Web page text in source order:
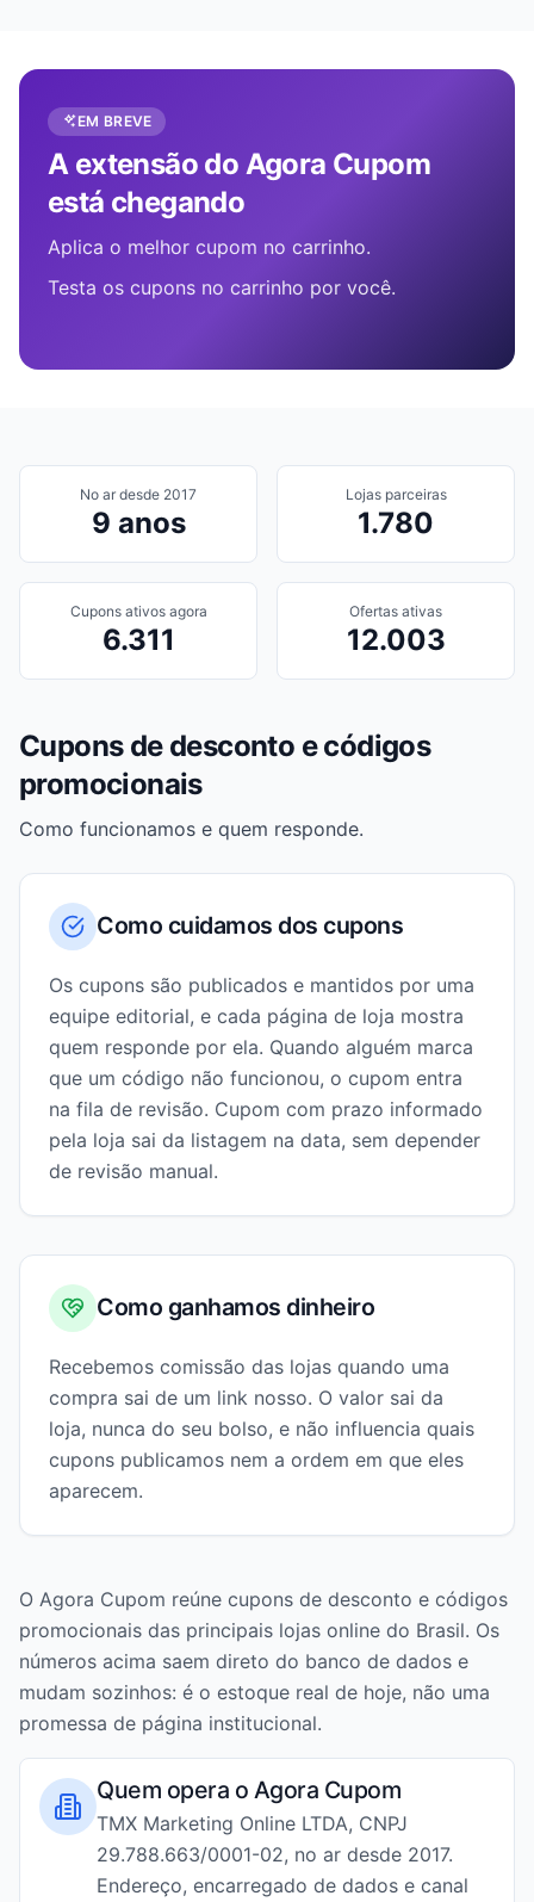
EM BREVE
A extensão do Agora Cupom
está chegando
Aplica o melhor cupom no carrinho.
Testa os cupons no carrinho por você.
No ar desde 2017
9 anos
Lojas parceiras
1.780
Cupons ativos agora
6.311
Ofertas ativas
12.003
Cupons de desconto e códigos
promocionais
Como funcionamos e quem responde.
Como cuidamos dos cupons
Os cupons são publicados e mantidos por uma
equipe editorial, e cada página de loja mostra
quem responde por ela. Quando alguém marca
que um código não funcionou, o cupom entra
na fila de revisão. Cupom com prazo informado
pela loja sai da listagem na data, sem depender
de revisão manual.
Como ganhamos dinheiro
Recebemos comissão das lojas quando uma
compra sai de um link nosso. O valor sai da
loja, nunca do seu bolso, e não influencia quais
cupons publicamos nem a ordem em que eles
aparecem.
O Agora Cupom reúne cupons de desconto e códigos
promocionais das principais lojas online do Brasil. Os
números acima saem direto do banco de dados e
mudam sozinhos: é o estoque real de hoje, não uma
promessa de página institucional.
Quem opera o Agora Cupom
TMX Marketing Online LTDA, CNPJ
29.788.663/0001-02, no ar desde 2017.
Endereço, encarregado de dados e canal